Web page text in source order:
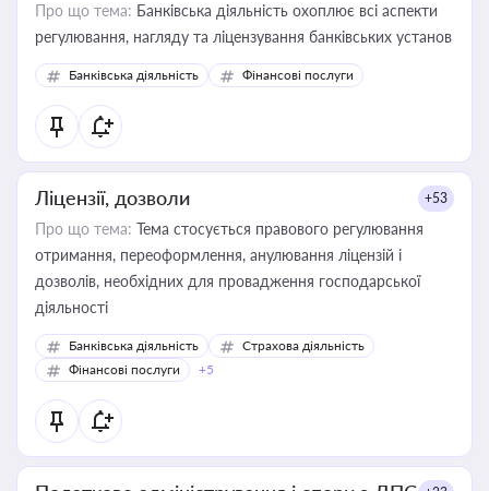
Про що тема: Банківська діяльність охоплює всі аспекти
регулювання, нагляду та ліцензування банківських установ
Банківська діяльність Фінансові послуги
Ліцензії, дозволи +53
Про що тема: Тема стосується правового регулювання
отримання, переоформлення, анулювання ліцензій і
дозволів, необхідних для провадження господарської
діяльності
Банківська діяльність
Страхова діяльність
Фінансові послуги
+5